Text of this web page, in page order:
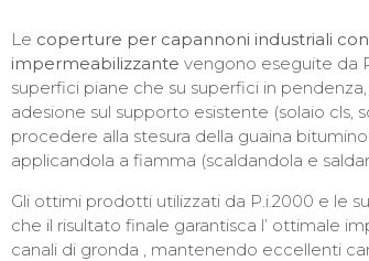
Le coperture per capannoni industriali
impermeabilizzante vengono eseguite da
superfici piane che su superfici in
adesione sul supporto esistente (solaio cls,
procedere alla stesura della guaina
applicandola a fiamma (scaldandola e
Gli ottimi prodotti utilizzati da P.i.2000 e le
che il risultato finale garantisca l’ ottimale
canali di gronda , mantenendo eccellenti